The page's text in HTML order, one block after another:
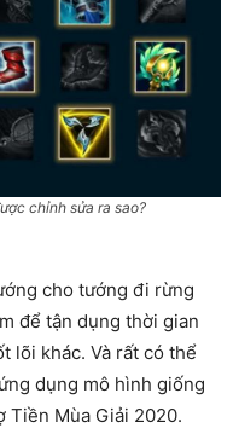
chỉnh sửa ra sao?
cho tướng đi rừng
để tận dụng thời gian
lõi khác. Và rất có thể
dụng mô hình giống
Tiền Mùa Giải 2020.